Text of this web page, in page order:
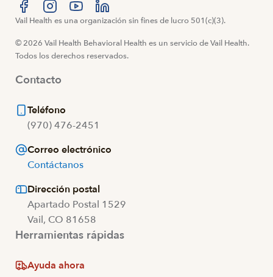
Visítanos en Facebook
Visítanos en Instagram
Visítanos en YouTube
Visítanos en LinkedIn
Vail Health es una organización sin fines de lucro 501(c)(3).
© 2026 Vail Health Behavioral Health es un servicio de Vail Health.
Todos los derechos reservados.
Contacto
Teléfono
(970) 476-2451
Correo electrónico
Contáctanos
Dirección postal
Apartado Postal 1529
Vail, CO 81658
Herramientas rápidas
Ayuda ahora